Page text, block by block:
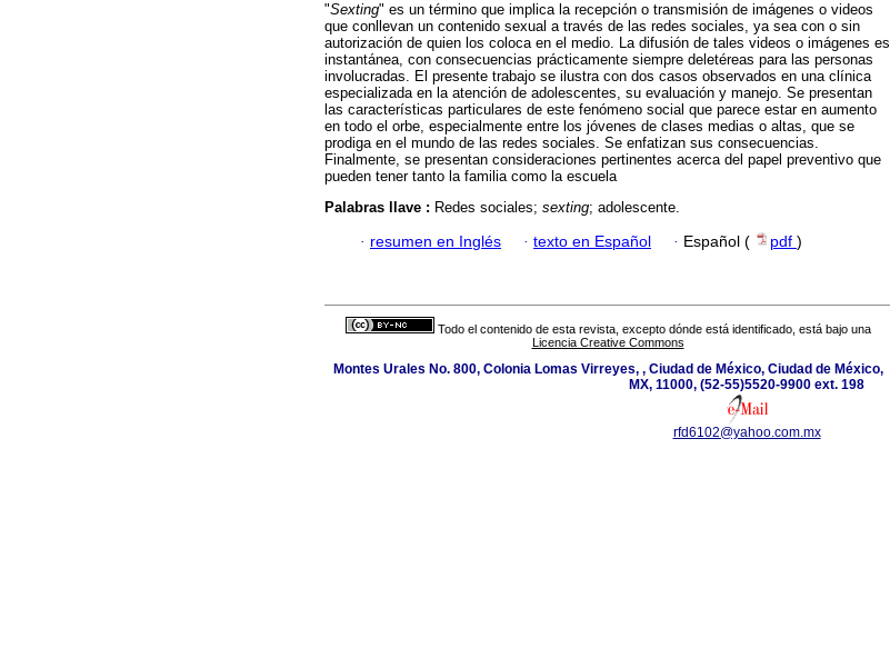
"Sexting" es un término que implica la recepción o transmisión de imágenes o videos
que conllevan un contenido sexual a través de las redes sociales, ya sea con o sin
autorización de quien los coloca en el medio. La difusión de tales videos o imágenes es
instantánea, con consecuencias prácticamente siempre deletéreas para las personas
involucradas. El presente trabajo se ilustra con dos casos observados en una clínica
especializada en la atención de adolescentes, su evaluación y manejo. Se presentan
las características particulares de este fenómeno social que parece estar en aumento
en todo el orbe, especialmente entre los jóvenes de clases medias o altas, que se
prodiga en el mundo de las redes sociales. Se enfatizan sus consecuencias.
Finalmente, se presentan consideraciones pertinentes acerca del papel preventivo que
pueden tener tanto la familia como la escuela
Palabras llave : Redes sociales; sexting; adolescente.
· resumen en Inglés · texto en Español · Español ( pdf )
Todo el contenido de esta revista, excepto dónde está identificado, está bajo una
Licencia Creative Commons
Montes Urales No. 800, Colonia Lomas Virreyes, , Ciudad de México, Ciudad de México,
MX, 11000, (52-55)5520-9900 ext. 198
rfd6102@yahoo.com.mx